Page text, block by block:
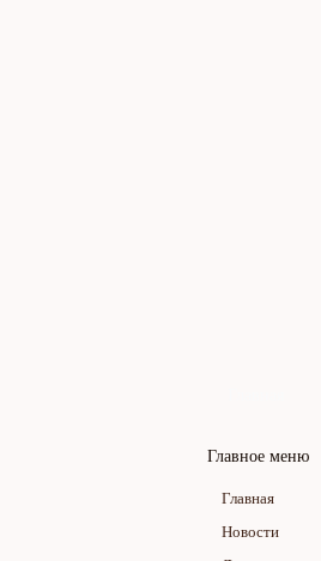
Главное меню
Главная
Новости